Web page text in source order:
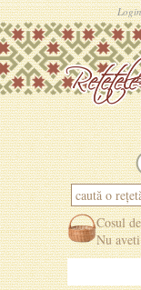
Login
Cosul
Nu